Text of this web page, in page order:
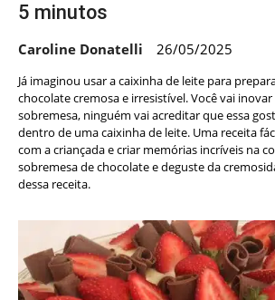
5 minutos
Caroline Donatelli 26/05/2025
Já imaginou usar a caixinha de leite para
chocolate cremosa e irresistível. Você vai
sobremesa, ninguém vai acreditar que essa
dentro de uma caixinha de leite. Uma receita
com a criançada e criar memórias incríveis na
sobremesa de chocolate e deguste da
dessa receita.